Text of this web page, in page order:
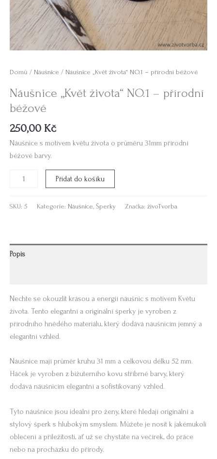
Domů / Náušnice / Náušnice „Květ života“ NO.1 – přírodní béžové
Náušnice „Květ života“ NO.1 – přírodní
béžové
250,00 Kč
Náušnice s motivem květu života o průměru 31mm přírodní
béžové barvy.
Přidat do košíku
SKU: 5 Kategorie: Náušnice, Šperky Značka: živoTvorba
Popis
Nechte se okouzlit krásou a energií náušnic s motivem Květu
života. Tento elegantní a originální šperky je vyroben z
přírodního hnědého materiálu, který dodává náušnicím jemný a
elegantní vzhled.
Náušnice mají průměr kruhu 31 mm a celkovou délku 52 mm.
Háček je vyroben z bižuterního kovu stříbrné barvy, který
dodává náušnicím elegantní a sofistikovaný vzhled.
Tyto náušnice jsou ideální pro ženy, které hledají originální a
stylový šperk s hlubokým smyslem. Můžete je nosit k jakémukoli
oblečení a příležitosti, ať už se chystáte na večírek, do práce
nebo na procházku do přírody.